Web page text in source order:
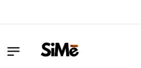
Chào mừng bạn đến